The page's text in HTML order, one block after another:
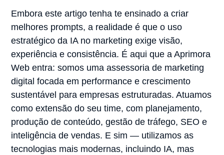
Embora este artigo tenha te ensinado a criar
melhores prompts, a realidade é que o uso
estratégico da IA no marketing exige visão,
experiência e consistência. É aqui que a Aprimora
Web entra: somos uma assessoria de marketing
digital focada em performance e crescimento
sustentável para empresas estruturadas. Atuamos
como extensão do seu time, com planejamento,
produção de conteúdo, gestão de tráfego, SEO e
inteligência de vendas. E sim — utilizamos as
tecnologias mais modernas, incluindo IA, mas